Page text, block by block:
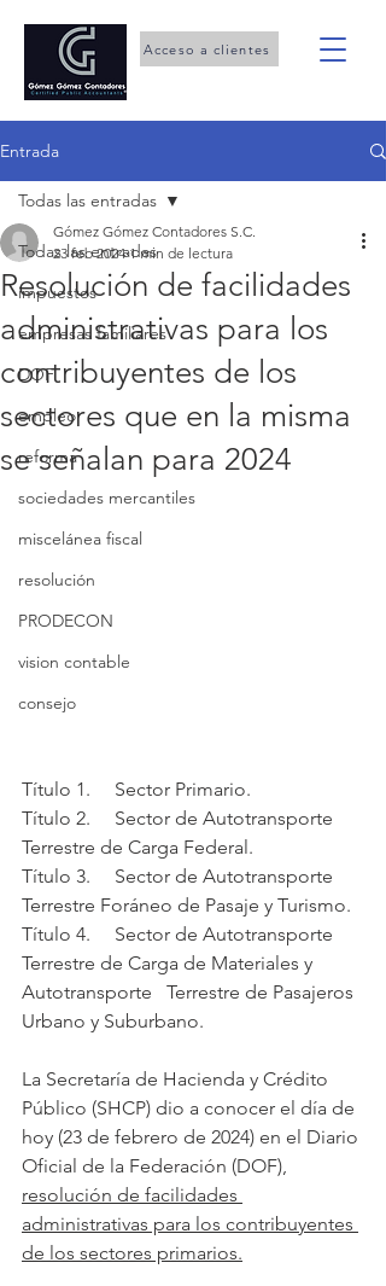
Acceso a clientes
Entrada
Todas las entradas
impuestos
empresas familiares
DOF
empleo
reforma
sociedades mercantiles
miscelánea fiscal
resolución
PRODECON
vision contable
consejo
Todas las entradas
Resolución de facilidades
administrativas para los
contribuyentes de los
sectores que en la misma
se señalan para 2024
Gómez Gómez Contadores S.C.
23 feb 2024 1 min de lectura
Título 1.     Sector Primario.
Título 2.     Sector de Autotransporte
Terrestre de Carga Federal.
Título 3.     Sector de Autotransporte
Terrestre Foráneo de Pasaje y Turismo.
Título 4.     Sector de Autotransporte
Terrestre de Carga de Materiales y
Autotransporte   Terrestre de Pasajeros
Urbano y Suburbano.
La Secretaría de Hacienda y Crédito
Público (SHCP) dio a conocer el día de
hoy (23 de febrero de 2024) en el Diario
Oficial de la Federación (DOF),
resolución de facilidades
administrativas para los contribuyentes
de los sectores primarios.